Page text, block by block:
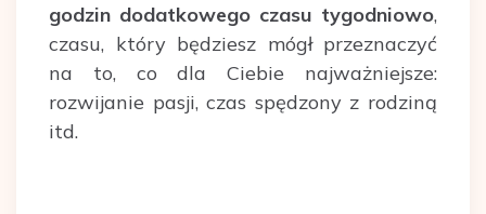
godzin dodatkowego czasu tygodniowo,
czasu, który będziesz mógł przeznaczyć
na to, co dla Ciebie najważniejsze:
rozwijanie pasji, czas spędzony z rodziną
itd.